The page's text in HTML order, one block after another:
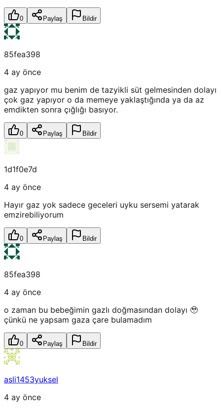
0 Paylaş Bildir
85fea398
4 ay önce
gaz yapıyor mu benim de tazyikli süt gelmesinden dolayı
çok gaz yapıyor o da memeye yaklaştığında ya da az
emdikten sonra çığlığı basıyor.
0 Paylaş Bildir
1d1f0e7d
4 ay önce
Hayır gaz yok sadece geceleri uyku sersemi yatarak
emzirebiliyorum
0 Paylaş Bildir
85fea398
4 ay önce
o zaman bu bebeğimin gazlı doğmasından dolayı 🥹
çünkü ne yapsam gaza çare bulamadım
0 Paylaş Bildir
asli1453yuksel
4 ay önce